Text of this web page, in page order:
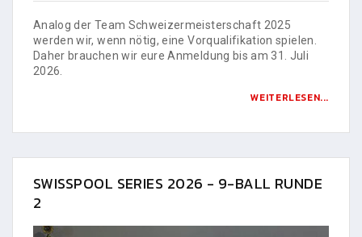
Analog der Team Schweizermeisterschaft 2025
werden wir, wenn nötig, eine Vorqualifikation spielen.
Daher brauchen wir eure Anmeldung bis am 31. Juli
2026.
WEITERLESEN...
SWISSPOOL SERIES 2026 - 9-BALL RUNDE
2